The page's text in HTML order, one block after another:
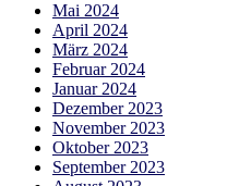
Mai 2024
April 2024
März 2024
Februar 2024
Januar 2024
Dezember 2023
November 2023
Oktober 2023
September 2023